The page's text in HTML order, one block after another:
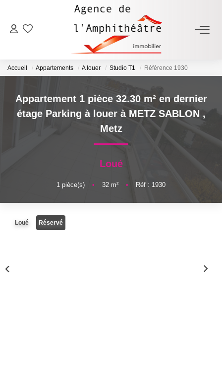
ACHETER
ESTIMER
NOTRE AGENCE
Accueil Appartements A louer Studio T1 Référence 1930
Appartement 1 pièce 32.30 m² en dernier
étage Parking à louer à METZ SABLON ,
Metz
Loué
1 pièce(s) • 32 m² • Réf : 1930
Loué Réservé